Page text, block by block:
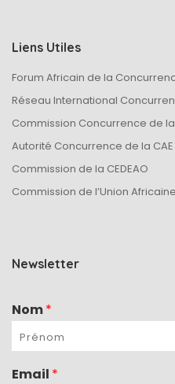
Liens Utiles
Forum Africain de la
Réseau International
Commission Concurrence de la
Autorité Concurrence de la CAE
Commission de la CEDEAO
Commission de l’Union Africaine
Newsletter
Nom*
Email *